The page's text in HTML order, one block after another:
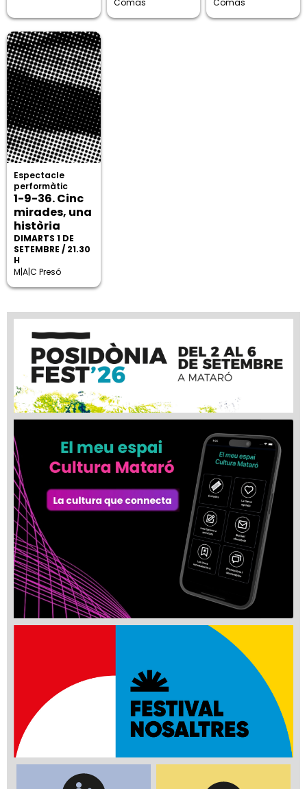
Espectacle
performàtic
1-9-36. Cinc
mirades, una
història
DIMARTS 1 DE
SETEMBRE / 21.30
H
M|A|C Presó